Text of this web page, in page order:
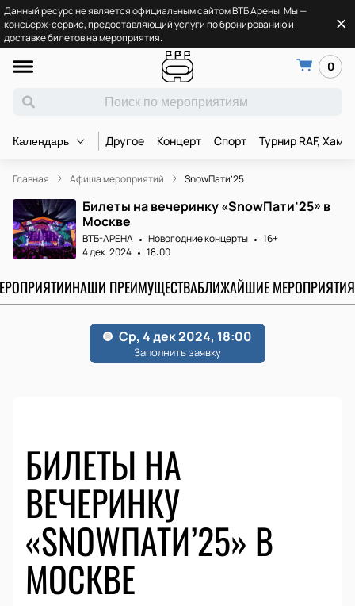
Данный ресурс не является официальным сайтом ВТБ Арены. Мы —
консьерж-сервис, предоставляющий услуги по бронированию и
доставке билетов на мероприятия.
0
Календарь Другое Концерт Спорт Турнир RAF,
Главная Афиша мероприятий SnowПати’25
Билеты на вечеринку «SnowПати’25» в
Москве
ВТБ-АРЕНА Новогодние концерты
16+
4 дек. 2024
18:00
НАШИ ПРЕИМУЩЕСТВАБЛИЖАЙШИЕ МЕРОПРИЯТИЯ
БИЛЕТЫ НА
ВЕЧЕРИНКУ
«SNOWПАТИ’25» В
МОСКВЕ